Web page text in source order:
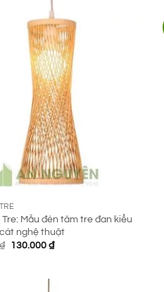
Mẫu đèn tăm tre đan kiểu
nghệ thuật
₫ Giá
130.000 ₫Giá